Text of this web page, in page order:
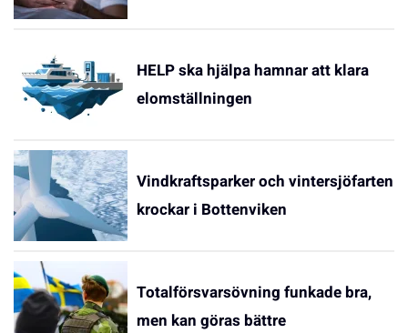
HELP ska hjälpa hamnar att klara
elomställningen
Vindkraftsparker och vintersjöfarten
krockar i Bottenviken
Totalförsvarsövning funkade bra,
men kan göras bättre